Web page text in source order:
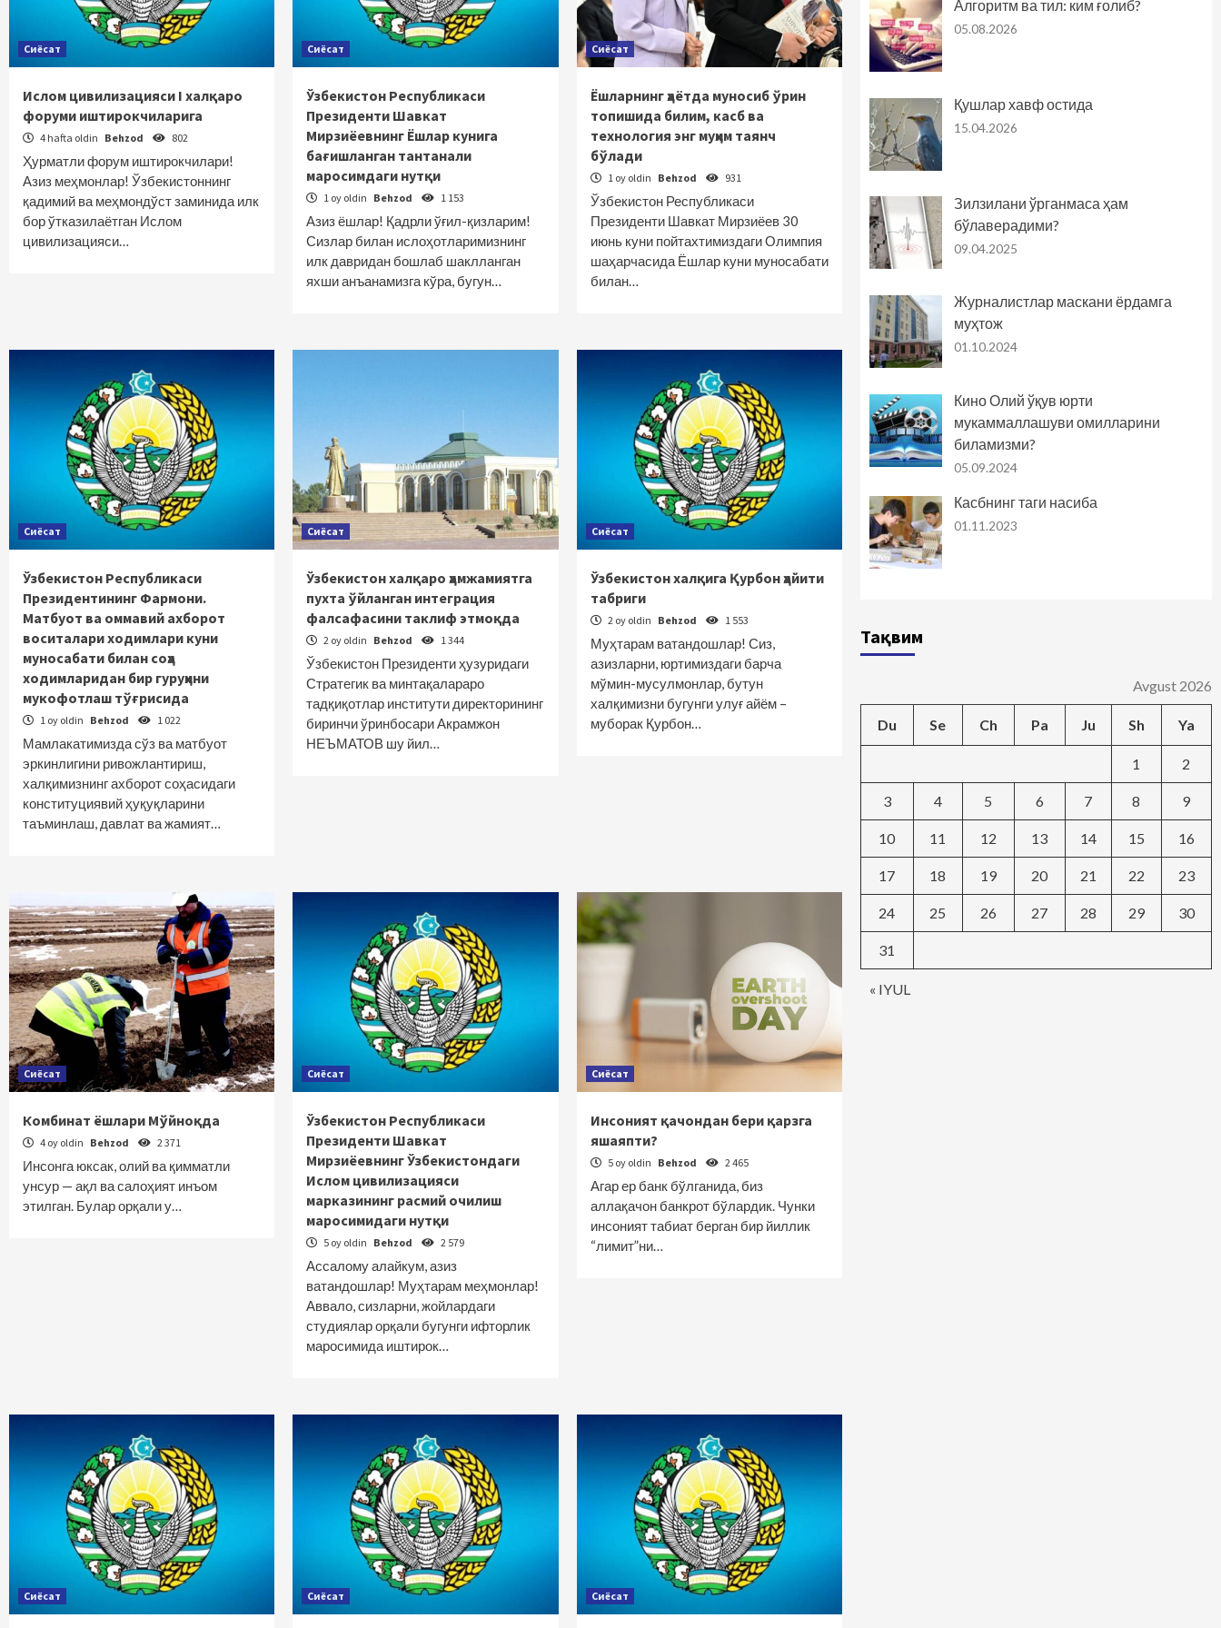
Сиёсат
Ислом цивилизацияси I халқаро
форуми иштирокчиларига
4 hafta oldin Behzod 802
Ҳурматли форум иштирокчилари!
Азиз меҳмонлар! Ўзбекистоннинг
қадимий ва меҳмондўст заминида илк
бор ўтказилаётган Ислом
цивилизацияси…
Сиёсат
Ўзбекистон Республикаси
Президенти Шавкат
Мирзиёевнинг Ёшлар кунига
бағишланган тантанали
маросимдаги нутқи
1 oy oldin Behzod 1 153
Азиз ёшлар! Қадрли ўғил-қизларим!
Сизлар билан ислоҳотларимизнинг
илк давридан бошлаб шаклланган
яхши анъанамизга кўра, бугун…
Сиёсат
Ёшларнинг ҳаётда муносиб ўрин
топишида билим, касб ва
технология энг муҳим таянч
бўлади
1 oy oldin Behzod 931
Ўзбекистон Республикаси
Президенти Шавкат Мирзиёев 30
июнь куни пойтахтимиздаги Олимпия
шаҳарчасида Ёшлар куни муносабати
билан…
Сиёсат
Ўзбекистон Республикаси
Президентининг Фармони.
Матбуот ва оммавий ахборот
воситалари ходимлари куни
муносабати билан соҳа
ходимларидан бир гуруҳини
мукофотлаш тўғрисида
1 oy oldin Behzod 1 022
Мамлакатимизда сўз ва матбуот
эркинлигини ривожлантириш,
халқимизнинг ахборот соҳасидаги
конституциявий ҳуқуқларини
таъминлаш, давлат ва жамият…
Сиёсат
Ўзбекистон халқаро ҳамжамиятга
пухта ўйланган интеграция
фалсафасини таклиф этмоқда
2 oy oldin Behzod 1 344
Ўзбекистон Президенти ҳузуридаги
Стратегик ва минтақалараро
тадқиқотлар институти директорининг
биринчи ўринбосари Акрамжон
НЕЪМАТОВ шу йил…
Сиёсат
Ўзбекистон халқига Қурбон ҳайити
табриги
2 oy oldin Behzod 1 553
Муҳтарам ватандошлар! Сиз,
азизларни, юртимиздаги барча
мўмин-мусулмонлар, бутун
халқимизни бугунги улуғ айём –
муборак Қурбон…
Сиёсат
Комбинат ёшлари Мўйноқда
4 oy oldin Behzod 2 371
Инсонга юксак, олий ва қимматли
унсур — ақл ва салоҳият инъом
этилган. Булар орқали у…
Сиёсат
Ўзбекистон Республикаси
Президенти Шавкат
Мирзиёевнинг Ўзбекистондаги
Ислом цивилизацияси
марказининг расмий очилиш
маросимидаги нутқи
5 oy oldin Behzod 2 579
Ассалому алайкум, азиз
ватандошлар! Муҳтарам меҳмонлар!
Аввало, сизларни, жойлардаги
студиялар орқали бугунги ифторлик
маросимида иштирок…
Сиёсат
Инсоният қачондан бери қарзга
яшаяпти?
5 oy oldin Behzod 2 465
Агар ер банк бўлганида, биз
аллақачон банкрот бўлардик. Чунки
инсоният табиат берган бир йиллик
“лимит”ни…
Сиёсат Сиёсат Сиёсат
Алгоритм ва тил: ким ғолиб?
05.08.2026
Қушлар хавф остида
15.04.2026
Зилзилани ўрганмаса ҳам
бўлаверадими?
09.04.2025
Журналистлар маскани ёрдамга
муҳтож
01.10.2024
Кино Олий ўқув юрти
мукаммаллашуви омилларини
биламизми?
05.09.2024
Касбнинг таги насиба
01.11.2023
Тақвим
Avgust 2026
Du Se Ch Pa Ju Sh Ya
« IYUL
1 2
3 4 5 6 7 8 9
10 11 12 13 14 15 16
17 18 19 20 21 22 23
24 25 26 27 28 29 30
31